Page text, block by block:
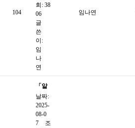
104
지관
년 2
분기
웹진
회: 38
06
글
쓴
이:
임
나
연
임나연
「알
쓸신
8월
날짜:
2025-
08-0
7
조